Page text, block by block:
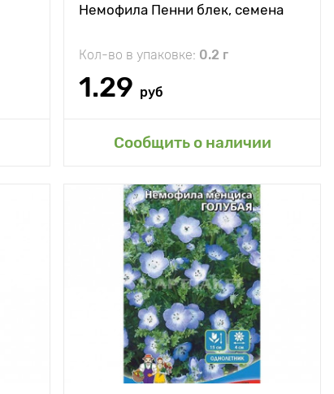
Немофила Пенни блек, семена
Кол-во в упаковке: 0.2 г
1.29 руб
Сообщить о наличии